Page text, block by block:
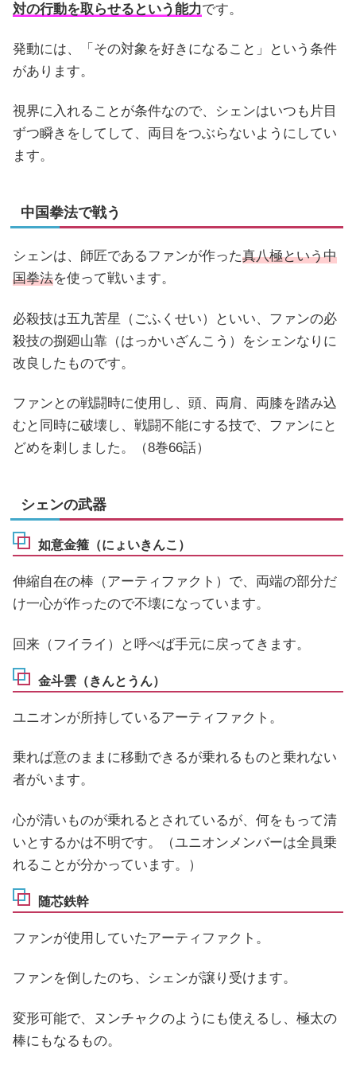
対の行動を取らせるという能力です。
発動には、「その対象を好きになること」という条件
があります。
視界に入れることが条件なので、シェンはいつも片目
ずつ瞬きをしてして、両目をつぶらないようにしてい
ます。
中国拳法で戦う
シェンは、師匠であるファンが作った真八極という中
国拳法を使って戦います。
必殺技は五九苦星（ごふくせい）といい、ファンの必
殺技の捌廻山靠（はっかいざんこう）をシェンなりに
改良したものです。
ファンとの戦闘時に使用し、頭、両肩、両膝を踏み込
むと同時に破壊し、戦闘不能にする技で、ファンにと
どめを刺しました。（8巻66話）
シェンの武器
如意金箍（にょいきんこ）
伸縮自在の棒（アーティファクト）で、両端の部分だ
け一心が作ったので不壊になっています。
回来（フイライ）と呼べば手元に戻ってきます。
金斗雲（きんとうん）
ユニオンが所持しているアーティファクト。
乗れば意のままに移動できるが乗れるものと乗れない
者がいます。
心が清いものが乗れるとされているが、何をもって清
いとするかは不明です。（ユニオンメンバーは全員乗
れることが分かっています。）
随芯鉄幹
ファンが使用していたアーティファクト。
ファンを倒したのち、シェンが譲り受けます。
変形可能で、ヌンチャクのようにも使えるし、極太の
棒にもなるもの。